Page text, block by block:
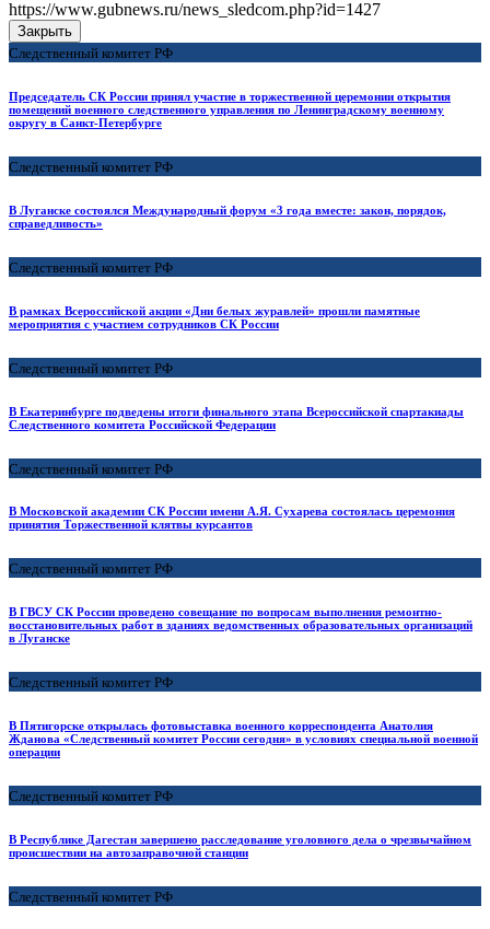
https://www.gubnews.ru/news_sledcom.php?id=1427
Закрыть
Следственный комитет РФ
Председатель СК России принял участие в торжественной церемонии открытия
помещений военного следственного управления по Ленинградскому военному
округу в Санкт-Петербурге
Следственный комитет РФ
В Луганске состоялся Международный форум «3 года вместе: закон, порядок,
справедливость»
Следственный комитет РФ
В рамках Всероссийской акции «Дни белых журавлей» прошли памятные
мероприятия с участием сотрудников СК России
Следственный комитет РФ
В Екатеринбурге подведены итоги финального этапа Всероссийской спартакиады
Следственного комитета Российской Федерации
Следственный комитет РФ
В Московской академии СК России имени А.Я. Сухарева состоялась церемония
принятия Торжественной клятвы курсантов
Следственный комитет РФ
В ГВСУ СК России проведено совещание по вопросам выполнения ремонтно-
восстановительных работ в зданиях ведомственных образовательных организаций
в Луганске
Следственный комитет РФ
В Пятигорске открылась фотовыставка военного корреспондента Анатолия
Жданова «Следственный комитет России сегодня» в условиях специальной военной
операции
Следственный комитет РФ
В Республике Дагестан завершено расследование уголовного дела о чрезвычайном
происшествии на автозаправочной станции
Следственный комитет РФ